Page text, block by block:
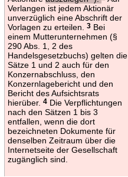
Verlangen ist jedem Aktionär
unverzüglich eine Abschrift der
Vorlagen zu erteilen.
3Bei
einem Mutterunternehmen (§
290 Abs. 1, 2 des
Handelsgesetzbuchs) gelten die
Sätze 1 und 2 auch für den
Konzernabschluss, den
Konzernlagebericht und den
Bericht des Aufsichtsrats
hierüber. 4Die Verpflichtungen
nach den Sätzen 1 bis 3
entfallen, wenn die dort
bezeichneten Dokumente für
denselben Zeitraum über die
Internetseite der Gesellschaft
zugänglich sind.